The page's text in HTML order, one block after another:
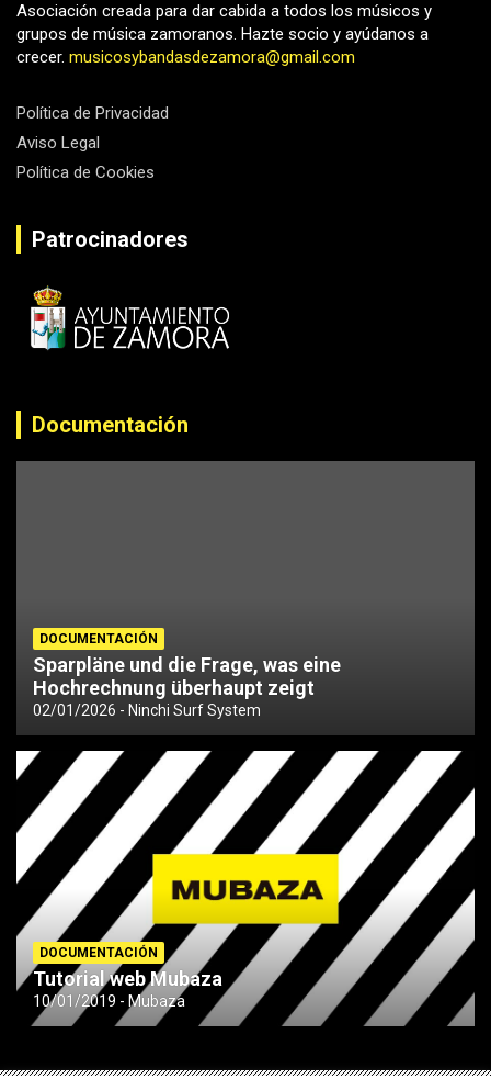
Asociación creada para dar cabida a todos los músicos y
grupos de música zamoranos. Hazte socio y ayúdanos a
crecer. musicosybandasdezamora@gmail.com
Política de Privacidad
Aviso Legal
Política de Cookies
Patrocinadores
Documentación
DOCUMENTACIÓN
Sparpläne und die Frage, was eine
Hochrechnung überhaupt zeigt
02/01/2026 Ninchi Surf System
DOCUMENTACIÓN
Tutorial web Mubaza
10/01/2019 Mubaza